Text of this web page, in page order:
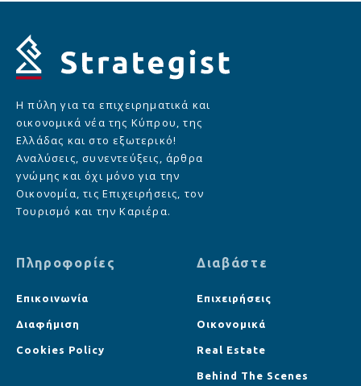
Η πύλη για τα επιχειρηματικά και
οικονομικά νέα της Κύπρου, της
Ελλάδας και στο εξωτερικό!
Αναλύσεις, συνεντεύξεις, άρθρα
γνώμης και όχι μόνο για την
Οικονομία, τις Επιχειρήσεις, τον
Τουρισμό και την Καριέρα.
Πληροφορίες
Επικοινωνία
Διαφήμιση
Cookies Policy
Διαβάστε
Επιχειρήσεις
Οικονομικά
Real Estate
Behind The Scenes